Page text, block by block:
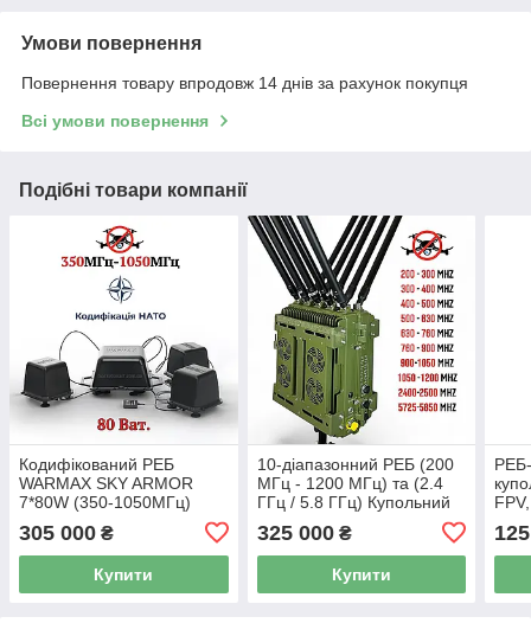
Умови повернення
Повернення товару впродовж 14 днів за рахунок покупця
Всі умови повернення
Подібні товари компанії
Кодифікований РЕБ
WARMAX SKY ARMOR
7*80W (350-1050МГц)
Купольний глушник проти
FPV дронів на авто чи
позицію.
305 000 ₴
Купити
10-діапазонний РЕБ (200
МГц - 1200 МГц) та (2.4
ГГц / 5.8 ГГц) Купольний
БПЛА DJI Mavic
325 000₴
Купити